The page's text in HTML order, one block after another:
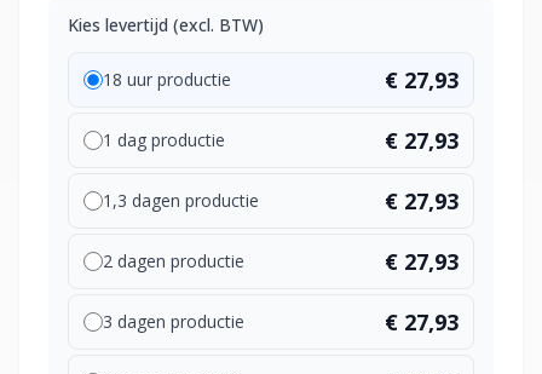
Kies levertijd (excl. BTW)
18 uur productie € 27,93
1 dag productie € 27,93
1,3 dagen productie € 27,93
2 dagen productie € 27,93
3 dagen productie € 27,93